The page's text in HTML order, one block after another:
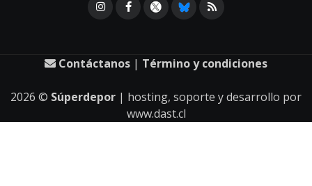
Contáctanos | Término y condiciones
2026 © Súperdepor | hosting, soporte y desarrollo por
www.dast.cl